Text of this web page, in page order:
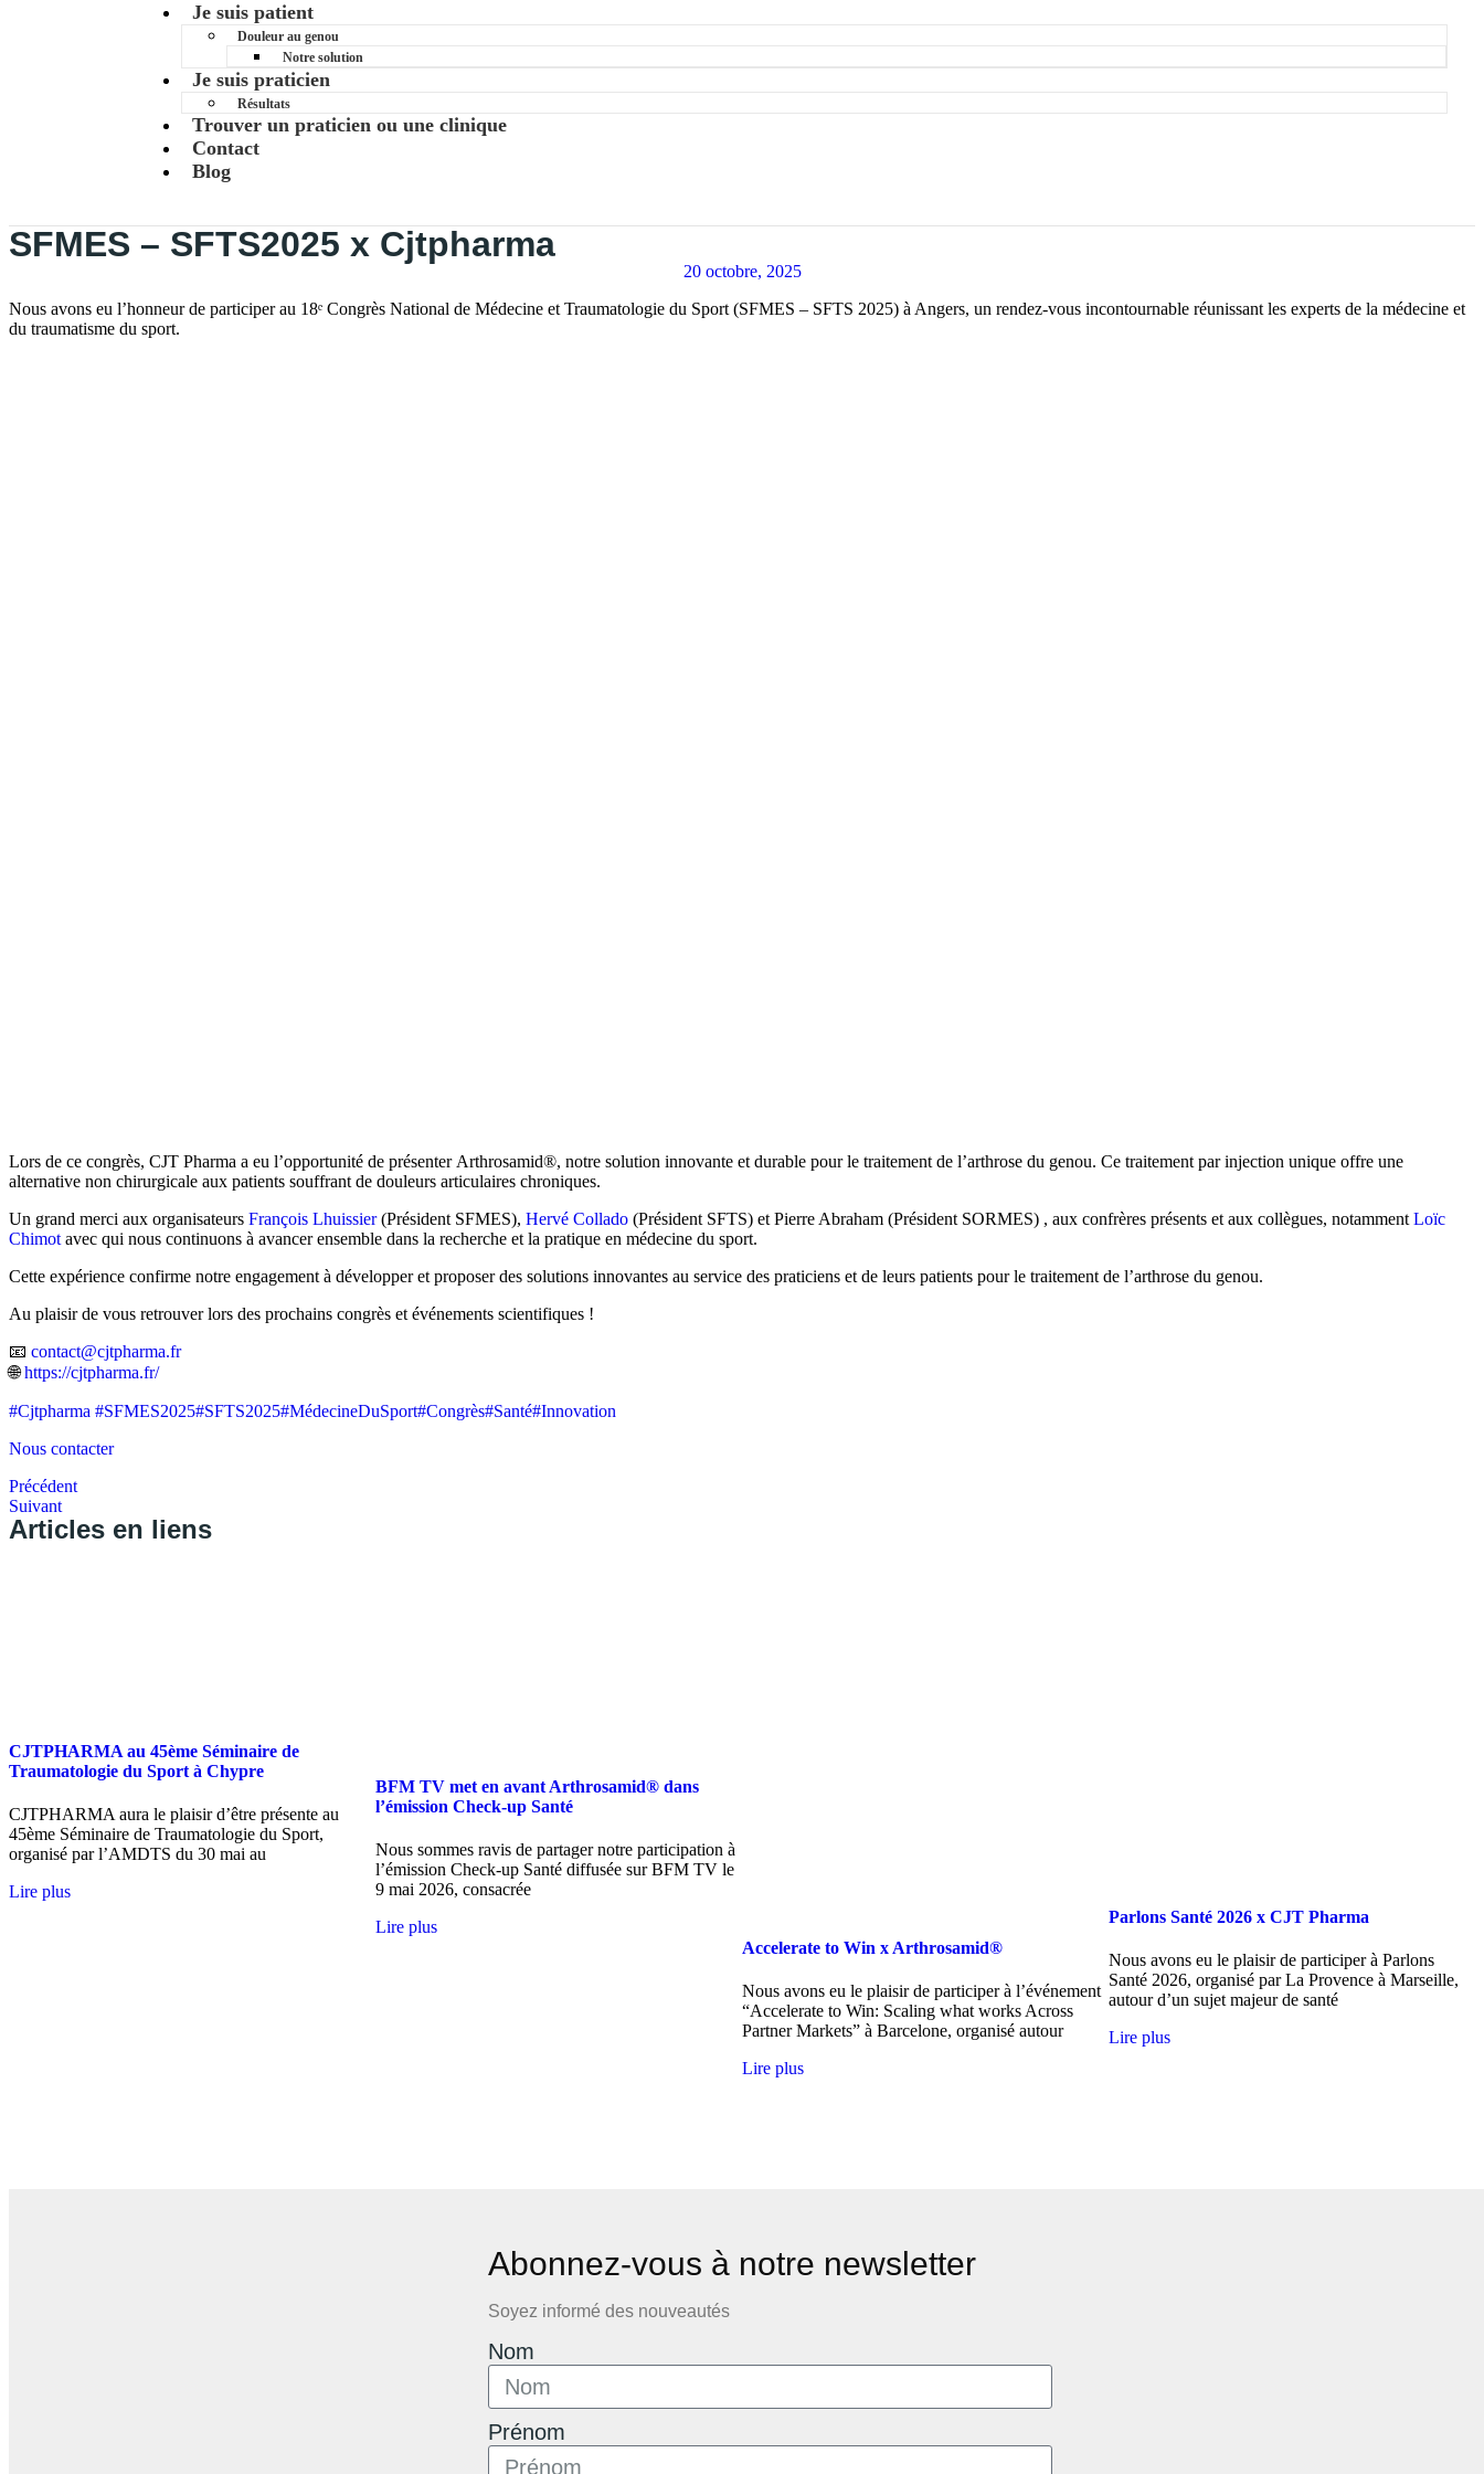
Je suis patient
Douleur au genou
Notre solution
Je suis praticien
Résultats
Trouver un praticien ou une clinique
Contact
Blog
SFMES – SFTS2025 x Cjtpharma
20 octobre, 2025
Nous avons eu l’honneur de participer au 18ᵉ Congrès National de Médecine et Traumatologie du Sport (SFMES – SFTS 2025) à Angers, un rendez-vous incontournable réunissant les experts de la médecine et
du traumatisme du sport.
Lors de ce congrès, CJT Pharma a eu l’opportunité de présenter Arthrosamid®, notre solution innovante et durable pour le traitement de l’arthrose du genou. Ce traitement par injection unique offre une
alternative non chirurgicale aux patients souffrant de douleurs articulaires chroniques.
Un grand merci aux organisateurs François Lhuissier(Président SFMES), Hervé Collado (Président SFTS) et Pierre Abraham (Président SORMES) , aux confrères présents et aux collègues, notammentLoïc
Chimotavec qui nous continuons à avancer ensemble dans la recherche et la pratique en médecine du sport.
Cette expérience confirme notre engagement à développer et proposer des solutions innovantes au service des praticiens et de leurs patients pour le traitement de l’arthrose du genou.
Au plaisir de vous retrouver lors des prochains congrès et événements scientifiques !
📧 contact@cjtpharma.fr
🌐https://cjtpharma.fr/
#Cjtpharma #SFMES2025#SFTS2025#MédecineDuSport#Congrès#Santé#Innovation
Nous contacter
Précédent
Suivant
Articles en liens
CJTPHARMA au 45ème Séminaire de
Traumatologie du Sport à Chypre
CJTPHARMA aura le plaisir d’être présente au
45ème Séminaire de Traumatologie du Sport,
organisé par l’AMDTS du 30 mai au
Lire plus
BFM TV met en avant Arthrosamid® dans
l’émission Check-up Santé
Nous sommes ravis de partager notre participation à
l’émission Check-up Santé diffusée sur BFM TV le
9 mai 2026, consacrée
Lire plus
Accelerate to Win x Arthrosamid®
Nous avons eu le plaisir de participer à l’événement
“Accelerate to Win: Scaling what works Across
Partner Markets” à Barcelone, organisé autour
Lire plus
Parlons Santé 2026 x CJT Pharma
Nous avons eu le plaisir de participer à Parlons
Santé 2026, organisé par La Provence à Marseille,
autour d’un sujet majeur de santé
Lire plus
Abonnez-vous à notre newsletter
Soyez informé des nouveautés
Nom
Prénom